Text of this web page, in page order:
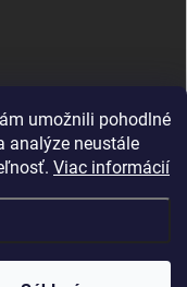
umožnili pohodlné
analýze neustále
Viac informácií
práva vyhradené.Upraviť